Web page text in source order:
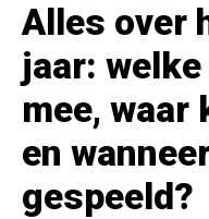
Alles over
jaar:
mee, waar
en
gespeeld?